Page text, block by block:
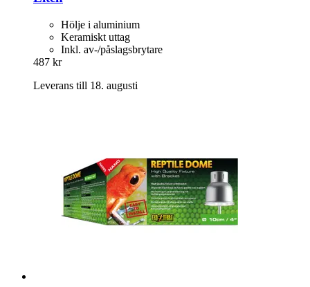
Hölje i aluminium
Keramiskt uttag
Inkl. av-/påslagsbrytare
487 kr
Leverans till 18. augusti